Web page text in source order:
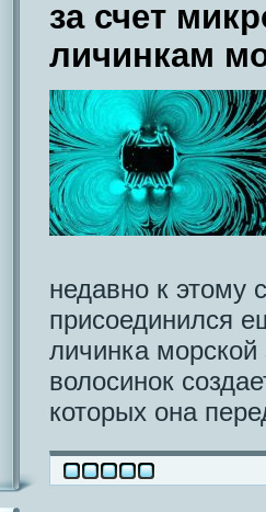
за счет
личинкам
недавно к этому
присоединился
личинка
волосинок
которых она